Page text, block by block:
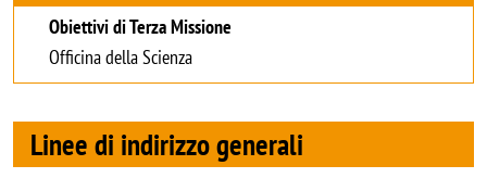
Obiettivi di Terza Missione
Officina della Scienza
Linee di indirizzo generali